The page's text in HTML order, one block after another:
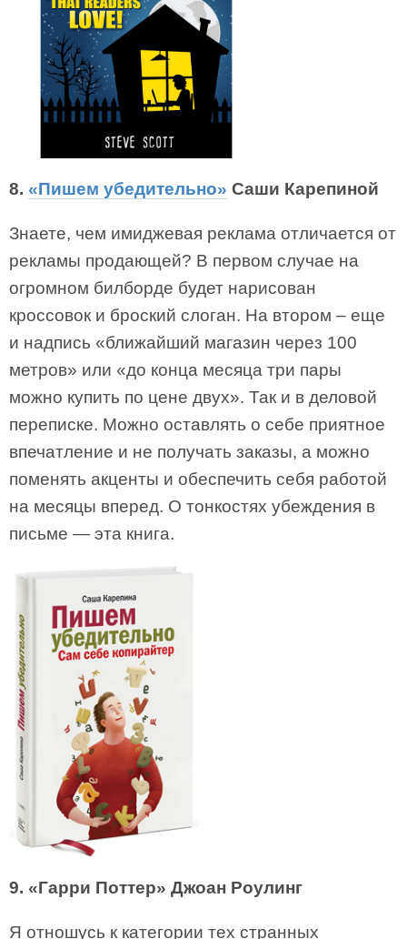
8. «Пишем убедительно» Саши Карепиной
Знаете, чем имиджевая реклама отличается от
рекламы продающей? В первом случае на
огромном билборде будет нарисован
кроссовок и броский слоган. На втором – еще
и надпись «ближайший магазин через 100
метров» или «до конца месяца три пары
можно купить по цене двух». Так и в деловой
переписке. Можно оставлять о себе приятное
впечатление и не получать заказы, а можно
поменять акценты и обеспечить себя работой
на месяцы вперед. О тонкостях убеждения в
письме — эта книга.
9. «Гарри Поттер» Джоан Роулинг
Я отношусь к категории тех странных